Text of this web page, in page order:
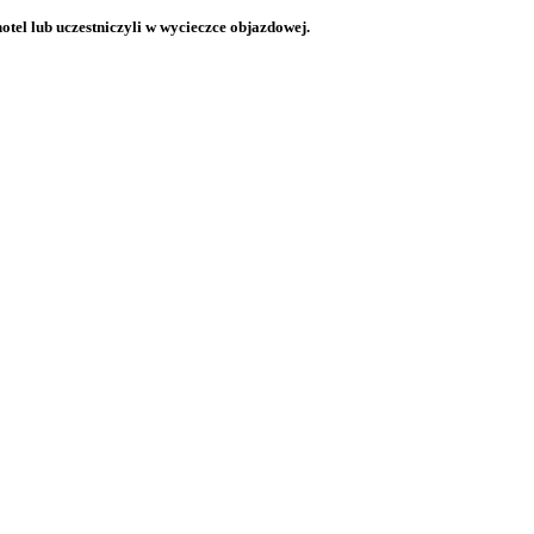
lub uczestniczyli w wycieczce objazdowej.